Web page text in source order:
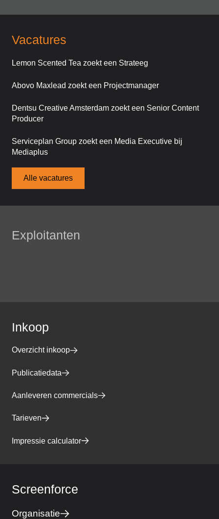
Vacatures
Lemon Scented Tea zoekt een Strateeg
Abovo Maxlead zoekt een Projectmanager
Dentsu Creative Amsterdam zoekt een Senior Content
Producer
Serviceplan Group zoekt een Media Executive bij
Mediaplus
Alle vacatures
Exploitanten
Inkoop
Overzicht inkoop
Publicatiedata
Aanleveren commercials
Tarieven
Impressie calculator
Screenforce
Organisatie